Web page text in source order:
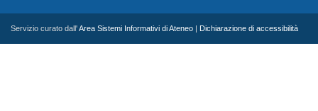
Servizio curato dall'Area Sistemi Informativi di Ateneo Dichiarazione di accessibilità